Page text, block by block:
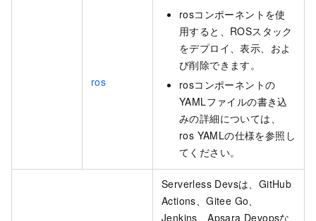
ros
rosコンポーネントを使
用すると、ROSスタック
をデプロイ、表示、およ
び削除できます。
rosコンポーネントの
YAMLファイルの書き込
みの詳細については、
ros YAMLの仕様を参照し
てください。
Serverless Devsは、GitHub
Actions、Gitee Go、
Jenkins、Apsara Devopsな